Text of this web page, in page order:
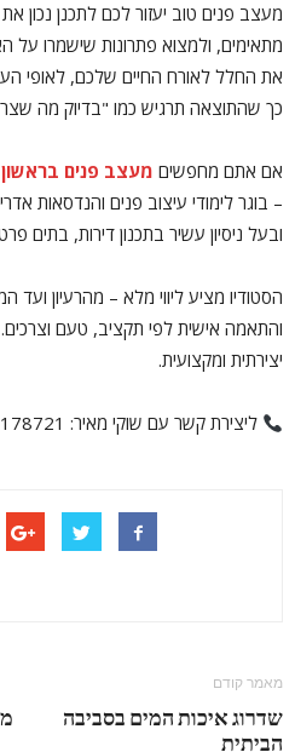
מעצב פנים טוב יעזור לכם לתכנן נכון
מתאימים, ולמצוא פתרונות שישמרו על
את החלל לאורח החיים שלכם, לאופי
כך שהתוצאה תרגיש כמו "בדיוק מה
אם אתם מחפשים מעצב פנים בראשון
– בוגר לימודי עיצוב פנים והנדסאות
ובעל ניסיון עשיר בתכנון דירות, בתים
הסטודיו מציע ליווי מלא – מהרעיון ועד
והתאמה אישית לפי תקציב, טעם
יצירתית ומקצועית.
ליצירת קשר עם שוקי מאיר: 050-2178721
מאמר קודם
שדרוג איכות המים בסביבה
הביתית